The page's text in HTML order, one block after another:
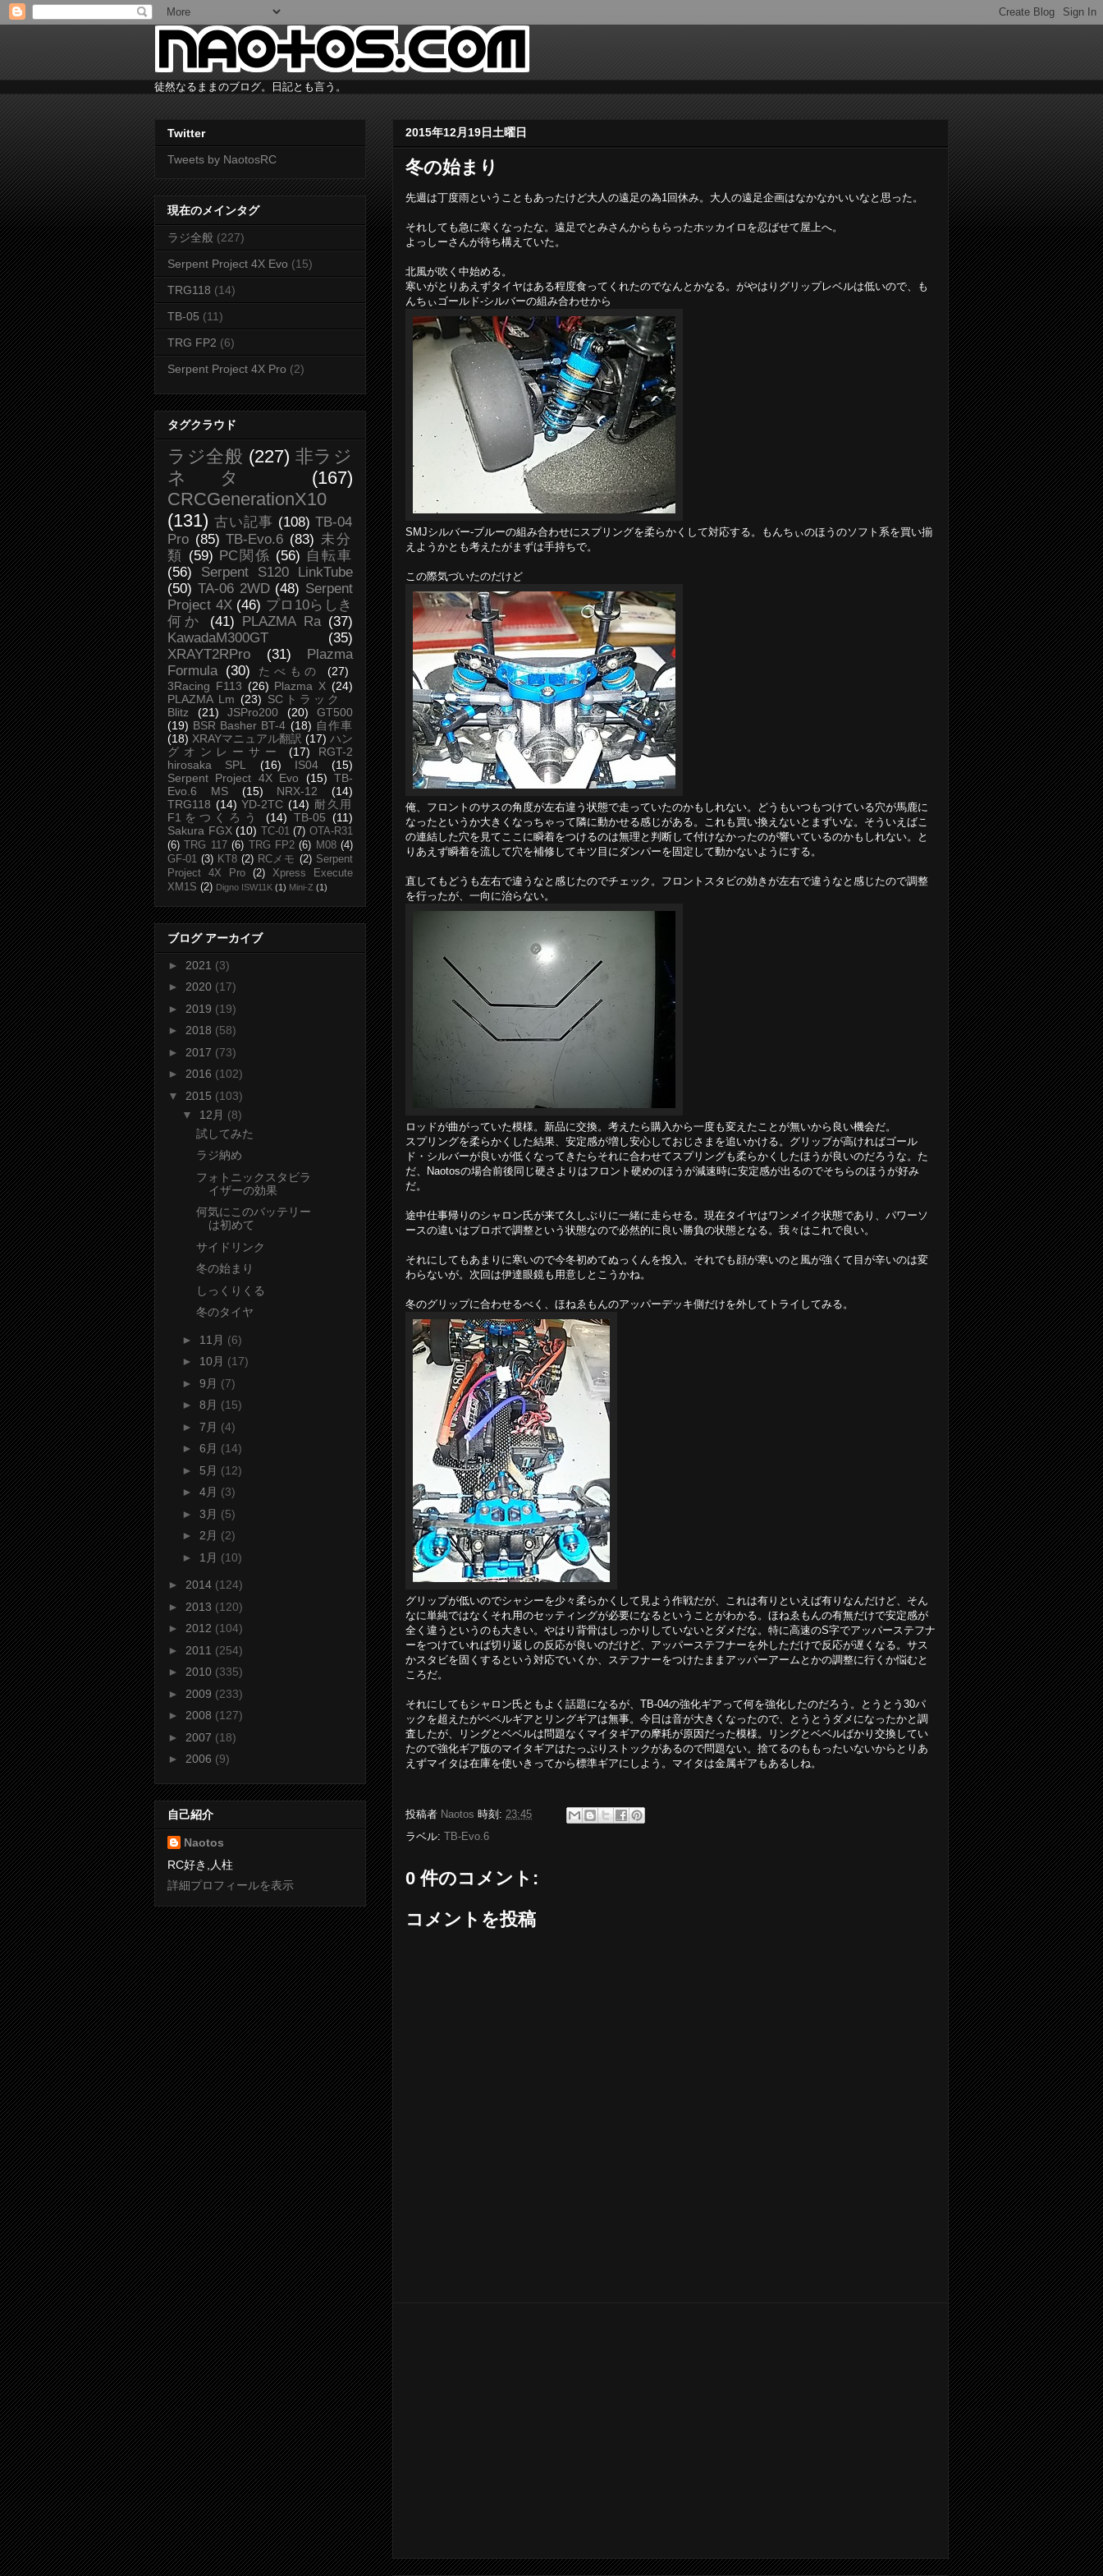
徒然なるままのブログ。日記とも言う。
2015年12月19日土曜日
冬の始まり
先週は丁度雨ということもあったけど大人の遠足の為1回休み。大人の遠足企画はなかなかいいなと思った。
それしても急に寒くなったな。遠足でとみさんからもらったホッカイロを忍ばせて屋上へ。
よっしーさんが待ち構えていた。
北風が吹く中始める。
寒いがとりあえずタイヤはある程度食ってくれたのでなんとかなる。がやはりグリップレベルは低いので、も
んちぃゴールド-シルバーの組み合わせから
SMJシルバー-ブルーの組み合わせにスプリングを柔らかくして対応する。もんちぃのほうのソフト系を買い揃
えようかとも考えたがまずは手持ちで。
この際気づいたのだけど
俺、フロントのサスの角度が左右違う状態で走っていたのかもしれない。どうもいつもつけている穴が馬鹿に
なったというか大きくなっちゃって隣に動かせる感じがある。これも買い換えないとまずいな。そういえばこ
の連結した穴を見てここに瞬着をつけるのは無理と判断して付けなかったのが響いているのかもしれない。と
りあえず瞬着を流して穴を補修してキツ目にダンパーを固定して動かないようにする。
直してもどうも左右で違うなと感じたのでチェック。フロントスタビの効きが左右で違うなと感じたので調整
を行ったが、一向に治らない。
ロッドが曲がっていた模様。新品に交換。考えたら購入から一度も変えたことが無いから良い機会だ。
スプリングを柔らかくした結果、安定感が増し安心しておじさまを追いかける。グリップが高ければゴール
ド・シルバーが良いが低くなってきたらそれに合わせてスプリングも柔らかくしたほうが良いのだろうな。た
だ、Naotosの場合前後同じ硬さよりはフロント硬めのほうが減速時に安定感が出るのでそちらのほうが好み
だ。
途中仕事帰りのシャロン氏が来て久しぶりに一緒に走らせる。現在タイヤはワンメイク状態であり、パワーソ
ースの違いはプロポで調整という状態なので必然的に良い勝負の状態となる。我々はこれで良い。
それにしてもあまりに寒いので今冬初めてぬっくんを投入。それでも顔が寒いのと風が強くて目が辛いのは変
わらないが。次回は伊達眼鏡も用意しとこうかね。
冬のグリップに合わせるべく、ほねゑもんのアッパーデッキ側だけを外してトライしてみる。
グリップが低いのでシャシーを少々柔らかくして見よう作戦だが、これは有りといえば有りなんだけど、そん
なに単純ではなくそれ用のセッティングが必要になるということがわかる。ほねゑもんの有無だけで安定感が
全く違うというのも大きい。やはり背骨はしっかりしていないとダメだな。特に高速のS字でアッパーステフナ
ーをつけていれば切り返しの反応が良いのだけど、アッパーステフナーを外しただけで反応が遅くなる。サス
かスタビを固くするという対応でいくか、ステフナーをつけたままアッパーアームとかの調整に行くか悩むと
ころだ。
それにしてもシャロン氏ともよく話題になるが、TB-04の強化ギアって何を強化したのだろう。とうとう30パ
ックを超えたがベベルギアとリングギアは無事。今日は音が大きくなったので、とうとうダメになったかと調
査したが、リングとベベルは問題なくマイタギアの摩耗が原因だった模様。リングとベベルばかり交換してい
たので強化ギア版のマイタギアはたっぷりストックがあるので問題ない。捨てるのももったいないからとりあ
えずマイタは在庫を使いきってから標準ギアにしよう。マイタは金属ギアもあるしね。
投稿者 Naotos 時刻: 23:45
ラベル: TB-Evo.6
0 件のコメント:
コメントを投稿
Twitter
Tweets by NaotosRC
現在のメインタグ
ラジ全般 (227)
Serpent Project 4X Evo (15)
TRG118 (14)
TB-05 (11)
TRG FP2 (6)
Serpent Project 4X Pro (2)
タグクラウド
ラジ全般 (227) 非ラジ
ネタ
(167)
CRCGenerationX10
(131) 古い記事 (108) TB-04
Pro (85) TB-Evo.6 (83) 未分
類
(59) PC関係 (56) 自転車
(56)
Serpent S120 LinkTube
(50) TA-06 2WD (48) Serpent
Project 4X (46) プロ10らしき
何か
(41) PLAZMA Ra (37)
KawadaM300GT
(35)
XRAYT2RPro
(31)
Plazma
Formula (30) たべもの
(27)
3Racing F113 (26) Plazma X (24)
PLAZMA Lm (23) SCトラック
Blitz
(21) JSPro200 (20)
GT500
(19) BSR Basher BT-4 (18) 自作車
(18) XRAYマニュアル翻訳 (17) ハン
グオンレーサー
(17)
RGT-2
hirosaka SPL
(16) IS04
(15)
Serpent Project 4X Evo
(15) TB-
Evo.6 MS
(15) NRX-12
(14)
TRG118 (14) YD-2TC (14) 耐久用
F1をつくろう
(14) TB-05 (11)
Sakura FGX (10) TC-01 (7) OTA-R31
(6)
TRG 117 (6) TRG FP2 (6) M08 (4)
GF-01 (3) KT8 (2) RCメモ (2) Serpent
Project 4X Pro
(2)
Xpress Execute
XM1S (2) Digno ISW11K (1) Mini-Z (1)
ブログ アーカイブ
► 2021 (3)
► 2020 (17)
► 2019 (19)
► 2018 (58)
► 2017 (73)
► 2016 (102)
▼ 2015 (103)
▼ 12月 (8)
試してみた
ラジ納め
フォトニックスタビラ
イザーの効果
何気にこのバッテリー
は初めて
サイドリンク
冬の始まり
しっくりくる
冬のタイヤ
► 11月 (6)
► 10月 (17)
► 9月 (7)
► 8月 (15)
► 7月 (4)
► 6月 (14)
► 5月 (12)
► 4月 (3)
► 3月 (5)
► 2月 (2)
► 1月 (10)
► 2014 (124)
► 2013 (120)
► 2012 (104)
► 2011 (254)
► 2010 (335)
► 2009 (233)
► 2008 (127)
► 2007 (18)
► 2006 (9)
自己紹介
Naotos
RC好き,人柱
詳細プロフィールを表示